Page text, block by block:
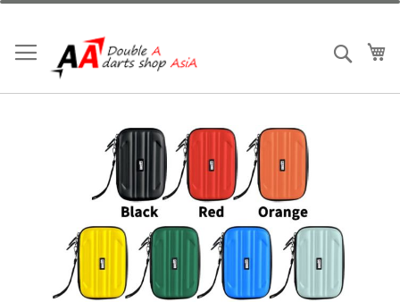
跳
內
容
搜索